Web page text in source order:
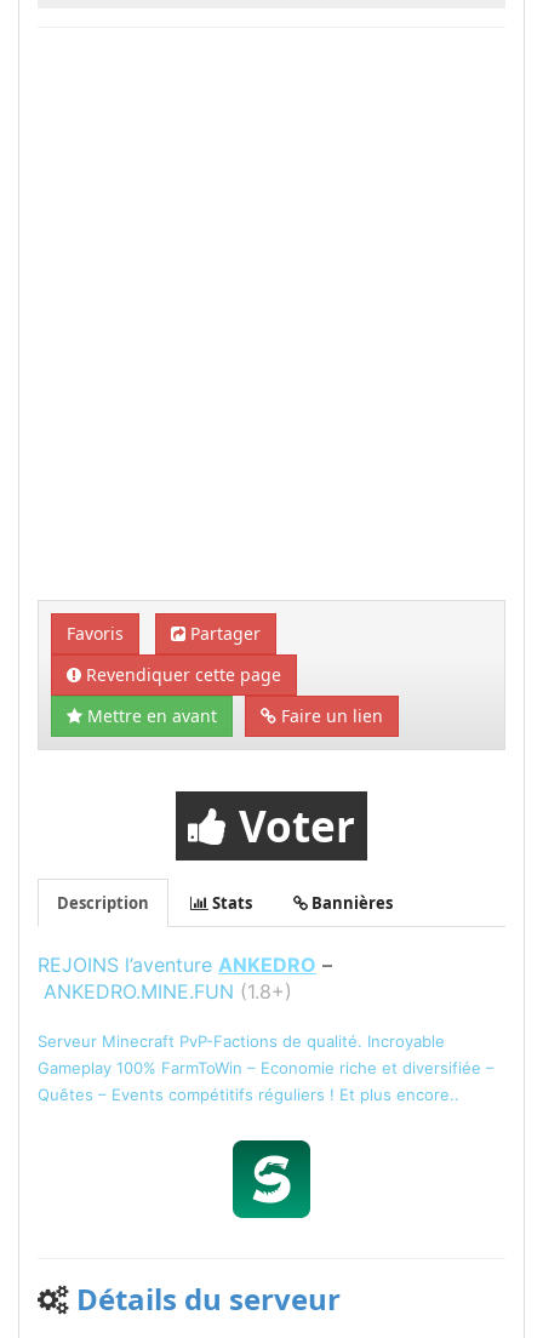
Favoris
Partager
Revendiquer cette page
Mettre en avant
Faire un lien
Voter
Description Stats Bannières
REJOINS l’aventure ANKEDRO –
ANKEDRO.MINE.FUN (1.8+)
Serveur Minecraft PvP-Factions de qualité. Incroyable
Gameplay 100% FarmToWin – Economie riche et diversifiée –
Quêtes – Events compétitifs réguliers ! Et plus encore..
Détails du serveur